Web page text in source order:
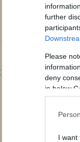
further
Please
deny
in below
I want
με το